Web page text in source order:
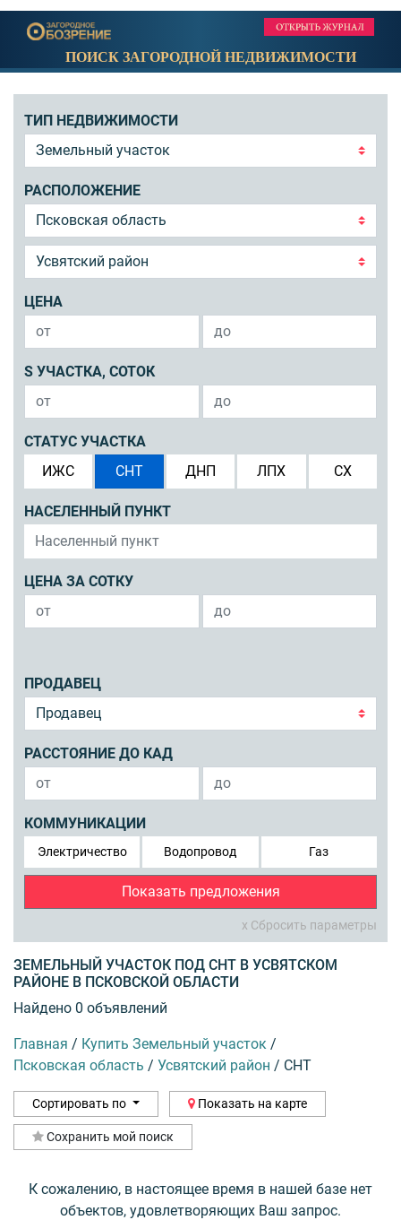
ПОИСК ЗАГОРОДНОЙ НЕДВИЖИМОСТИ
ТИП НЕДВИЖИМОСТИ
РАСПОЛОЖЕНИЕ
ЦЕНА
S УЧАСТКА, СОТОК
СТАТУС УЧАСТКА
ИЖС
СНТ ДНП ЛПХ СХ
НАСЕЛЕННЫЙ ПУНКТ
ЦЕНА ЗА СОТКУ
ПРОДАВЕЦ
РАССТОЯНИЕ ДО КАД
КОММУНИКАЦИИ
Электричество Водопровод Газ
Показать предложения
x Сбросить параметры
ЗЕМЕЛЬНЫЙ УЧАСТОК ПОД СНТ В УСВЯТСКОМ
РАЙОНЕ В ПСКОВСКОЙ ОБЛАСТИ
Найдено 0 объявлений
Главная / Купить Земельный участок /
Псковская область / Усвятский район / СНТ
Сортировать по Показать на карте
Сохранить мой поиск
К сожалению, в настоящее время в нашей базе нет
объектов, удовлетворяющих Ваш запрос.